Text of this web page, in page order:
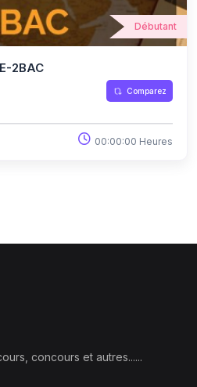
Débutant
2BAC
Comparez
00:00:00 Heures
concours et autres......